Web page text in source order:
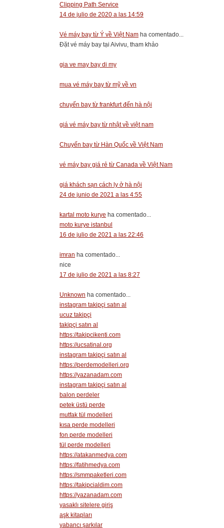
Clipping Path Service
14 de julio de 2020 a las 14:59
Vé máy bay từ Ý về Việt Nam ha comentado...
Đặt vé máy bay tại Aivivu, tham khảo
gia ve may bay di my
mua vé máy bay từ mỹ về vn
chuyến bay từ frankfurt đến hà nội
giá vé máy bay từ nhật về việt nam
Chuyến bay từ Hàn Quốc về Việt Nam
vé máy bay giá rẻ từ Canada về Việt Nam
giá khách sạn cách ly ở hà nội
24 de junio de 2021 a las 4:55
kartal moto kurye ha comentado...
moto kurye istanbul
16 de julio de 2021 a las 22:46
imran ha comentado...
nice
17 de julio de 2021 a las 8:27
Unknown ha comentado...
instagram takipçi satın al
ucuz takipçi
takipçi satın al
https://takipcikenti.com
https://ucsatinal.org
instagram takipçi satın al
https://perdemodelleri.org
https://yazanadam.com
instagram takipçi satın al
balon perdeler
petek üstü perde
mutfak tül modelleri
kısa perde modelleri
fon perde modelleri
tül perde modelleri
https://atakanmedya.com
https://fatihmedya.com
https://smmpaketleri.com
https://takipcialdim.com
https://yazanadam.com
yasaklı sitelere giriş
aşk kitapları
yabancı şarkılar